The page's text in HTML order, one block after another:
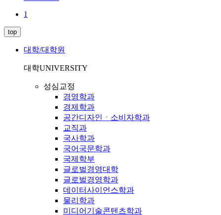
1
top
대학/대학원
대학UNIVERSITY
성심교정
경영학과
경제학과
공간디자인ㆍ소비자학과
교직과
국사학과
국어국문학과
국제학부
글로벌경영대학
글로벌경영학과
데이터사이언스학과
물리학과
미디어기술콘텐츠학과